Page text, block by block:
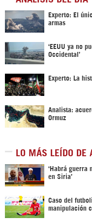
Experto: El
armas
‘EEUU ya no
Occidental’
Experto: La
Analista:
Ormuz
LO MÁS LEÍDO DE
‎‘Habrá guerra
en Siria’‎
Caso del
manipulación